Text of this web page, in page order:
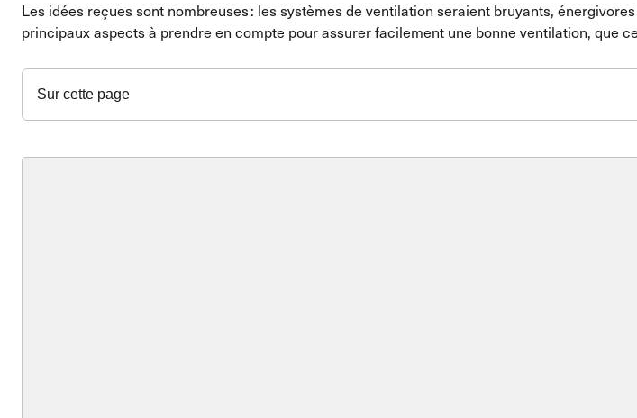
Les idées reçues sont nombreuses : les systèmes de ventilation seraient bruyants,
principaux aspects à prendre en compte pour assurer facilement une bonne ventilation, que
Sur cette page